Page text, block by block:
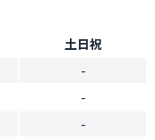
土日祝
-
-
-